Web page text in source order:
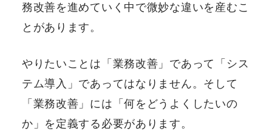
務改善を進めていく中で微妙な違いを産むこ
とがあります。
やりたいことは「業務改善」であって「シス
テム導入」であってはなりません。そして
「業務改善」には「何をどうよくしたいの
か」を定義する必要があります。